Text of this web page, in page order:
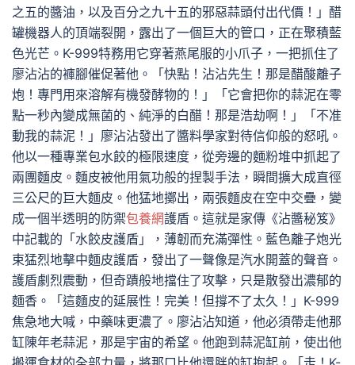
之五的醬油，以及百分之九十五的邪惡蒜頭付出代價！」醋
罐機器人的頂端裂開，露出了一個巨大的管口，正在聚積藍
色光芒。K-999特務用它穿著燕尾服的小爪子，一把抓住了
廖沾沾的褲腳催促著他。「快點！沾沾先生！那是醋酸離子
炮！專門用來溶解有機發酵物的！」「它會把你的蒜泥在零
點一秒內變成無菌的、純淨的白醋！那是浩劫啊！」「不准
動我的蒜泥！」廖沾沾發出了醬料學家對待信仰般的怒吼。
他以一種專業包水餃的極限速度，從旁邊的麵粉堆中抓起了
兩團麵皮。麵皮被他用氣功般的捏製手法，瞬間擴大成直徑
三公尺的巨大麵皮。他猛地擲出，兩張麵皮在空中交疊，變
成一個半透明的防禦包養網護盾。這就是家傳《沾醬秘笈》
中記載的「水餃皮護盾」，薄韌而充滿彈性。藍色離子炮光
束猛烈地擊中麵皮護盾，發出了一聲像是汽水開蓋的聲音。
護盾劇烈震動，但奇蹟般地擋住了攻擊，只是散發出濃郁的
麵香。「這麵皮的延展性！完美！但撐不了太久！」K-999
焦急地大喊，中藥味更濃了。廖沾沾知道，他必須帶走他那
缸陳年老蒜泥，那是宇宙的希望。他跑到蒜泥缸前，使出他